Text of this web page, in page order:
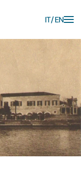
IT EN